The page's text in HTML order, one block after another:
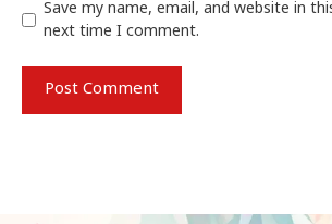
Save my name, email, and website in
next time I comment.